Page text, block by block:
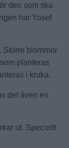
den som ska
har Yosef
Större blommor
planteras
i kruka.
det även en
ut. Speciellt